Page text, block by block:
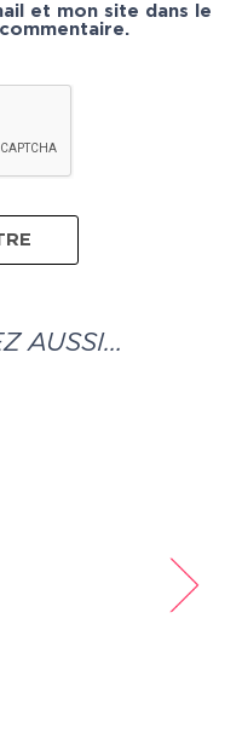
et mon site dans le
AUSSI…